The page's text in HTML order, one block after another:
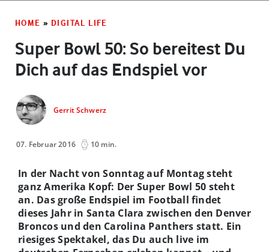
HOME » DIGITAL LIFE
Super Bowl 50: So bereitest Du
Dich auf das Endspiel vor
Gerrit Schwerz
07. Februar 2016 10 min.
In der Nacht von Sonntag auf Montag steht
ganz Amerika Kopf: Der Super Bowl 50 steht
an. Das große Endspiel im Football findet
dieses Jahr in Santa Clara zwischen den Denver
Broncos und den Carolina Panthers statt. Ein
riesiges Spektakel, das Du auch live im